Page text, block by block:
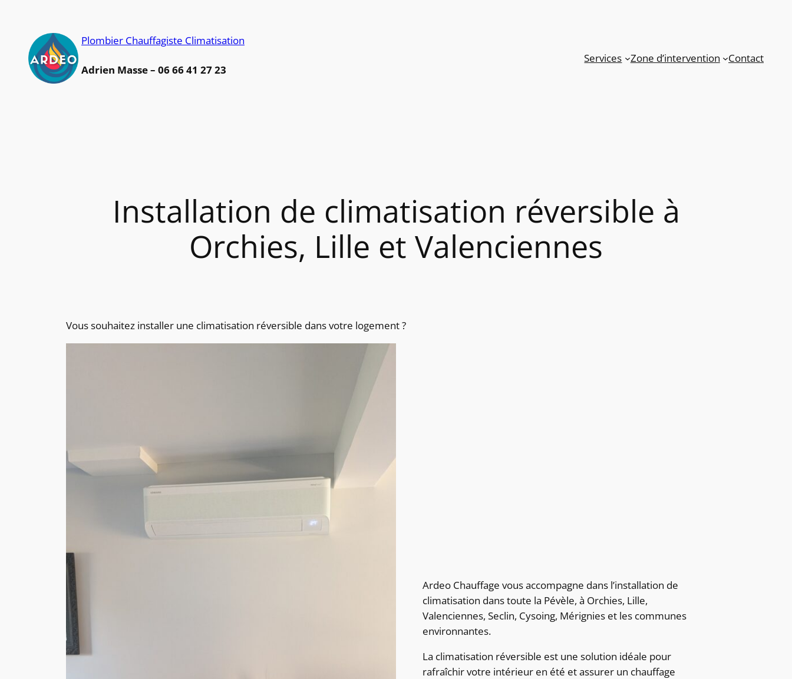
contenu
Plombier Chauffagiste Climatisation
Adrien Masse – 06 66 41 27 23
Services Zone d’intervention Contact
Installation de climatisation réversible à
Orchies, Lille et Valenciennes
Vous souhaitez installer une climatisation réversible dans votre logement ?
Ardeo Chauffage vous accompagne dans l’installation de
climatisation dans toute la Pévèle, à Orchies, Lille,
Valenciennes, Seclin, Cysoing, Mérignies et les communes
environnantes.
La climatisation réversible est une solution idéale pour
rafraîchir votre intérieur en été et assurer un chauffage